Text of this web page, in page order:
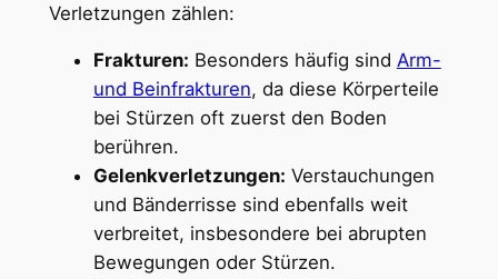
Verletzungen zählen:
Frakturen: Besonders häufig sind Arm-
und Beinfrakturen, da diese Körperteile
bei Stürzen oft zuerst den Boden
berühren.
Gelenkverletzungen: Verstauchungen
und Bänderrisse sind ebenfalls weit
verbreitet, insbesondere bei abrupten
Bewegungen oder Stürzen.